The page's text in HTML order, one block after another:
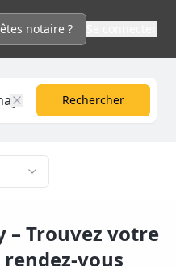
notaire ?
Rechercher
– Trouvez votre
vous